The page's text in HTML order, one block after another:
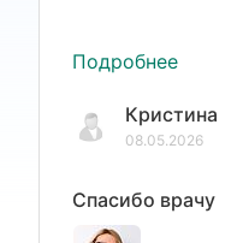
Подробнее
Кристина
08.05.2026
Спасибо врачу